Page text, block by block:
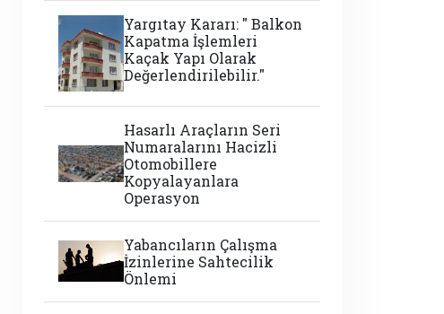
Yargıtay Kararı: " Balkon
Kapatma İşlemleri
Kaçak Yapı Olarak
Değerlendirilebilir."
Hasarlı Araçların Seri
Numaralarını Hacizli
Otomobillere
Kopyalayanlara
Operasyon
Yabancıların Çalışma
İzinlerine Sahtecilik
Önlemi